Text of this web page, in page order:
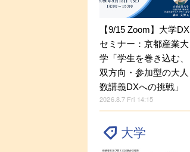
【9/15 Zoom】大学DX
セミナー：京都産業大
学「学生を巻き込む、
双方向・参加型の大人
数講義DXへの挑戦」
2026.8.7 Fri 14:15
大学